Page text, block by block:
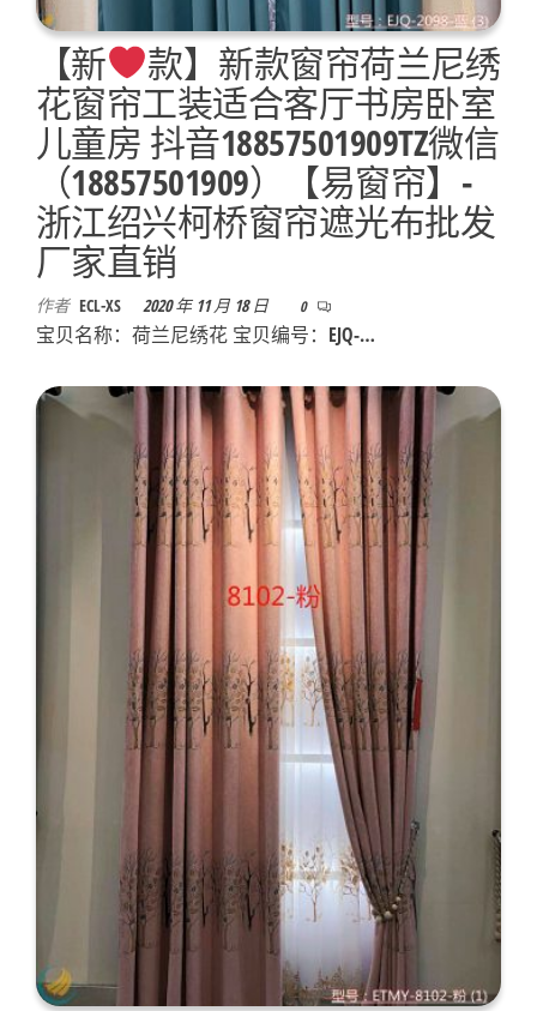
【新
款】新款窗帘荷兰尼绣
花窗帘工装适合客厅书房卧室
儿童房 抖音18857501909TZ微信
（18857501909）【易窗帘】-
浙江绍兴柯桥窗帘遮光布批发
厂家直销
作者 ECL-XS 2020 年 11 月 18 日 0
宝贝名称：荷兰尼绣花 宝贝编号：EJQ-…